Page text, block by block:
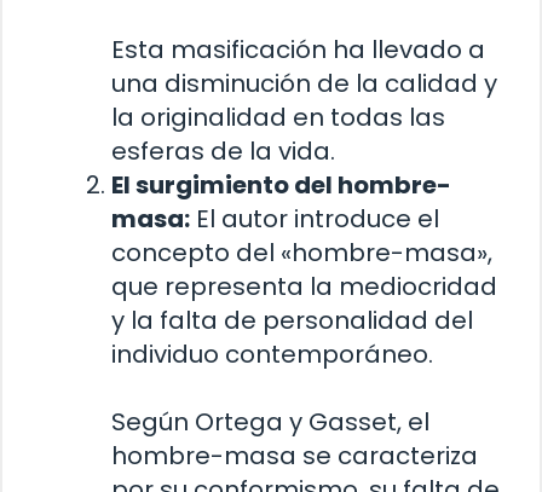
Esta masificación ha llevado a
una disminución de la calidad y
la originalidad en todas las
esferas de la vida.
El surgimiento del hombre-
masa: El autor introduce el
concepto del «hombre-masa»,
que representa la mediocridad
y la falta de personalidad del
individuo contemporáneo.
Según Ortega y Gasset, el
hombre-masa se caracteriza